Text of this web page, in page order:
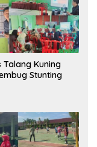
Talang Kuning
Stunting